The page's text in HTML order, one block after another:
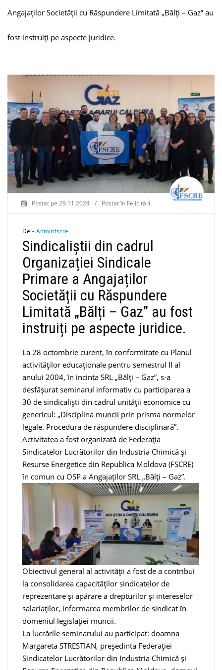
Angajaților Societății cu Răspundere Limitată „Bălți – Gaz” au
fost instruiți pe aspecte juridice.
Postat pe 29.11.2024 / Postat în Felicitări
De - Adminfscre
Sindicaliștii din cadrul
Organizației Sindicale
Primare a Angajaților
Societății cu Răspundere
Limitată „Bălți – Gaz” au fost
instruiți pe aspecte juridice.
La 28 octombrie curent, în conformitate cu Planul
activităților educaționale pentru semestrul II al
anului 2004, în incinta SRL „Bălți – Gaz”, s-a
desfășurat seminarul informativ cu participarea a
30 de sindicaliști din cadrul unității economice cu
genericul: „Disciplina muncii prin prisma normelor
legale. Procedura de răspundere disciplinară”.
Activitatea a fost organizată de Federația
Sindicatelor Lucrătorilor din Industria Chimică și
Resurse Energetice din Republica Moldova (FSCRE)
în comun cu OSP a Angajaților SRL „Bălți – Gaz”.
Obiectivul general al activității a fost de a contribui
la consolidarea capacităților sindicatelor de
reprezentare și apărare a drepturilor și intereselor
salariaților, informarea membrilor de sindicat în
domeniul legislației muncii.
La lucrările seminarului au participat: doamna
Margareta STRESTIAN, președinta Federației
Sindicatelor Lucrătorilor din Industria Chimică și